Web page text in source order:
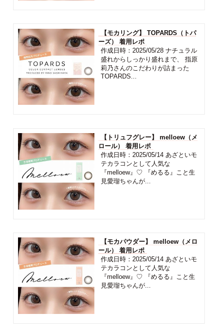
【モカリング】 TOPARDS（トパ
ーズ） 着用レポ
作成日時：2025/05/28 ナチュラル
盛れからしっかり盛れまで、 指原
莉乃さんのこだわりが詰まった
TOPARDS...
【トリュフグレー】 melloew（メ
ロール） 着用レポ
作成日時：2025/05/14 あざといモ
テカラコンとして人気な
『melloew』♡ 『めるる』こと生
見愛瑠ちゃんが...
【モカパウダー】 melloew（メロ
ール） 着用レポ
作成日時：2025/05/14 あざといモ
テカラコンとして人気な
『melloew』♡ 『めるる』こと生
見愛瑠ちゃんが...